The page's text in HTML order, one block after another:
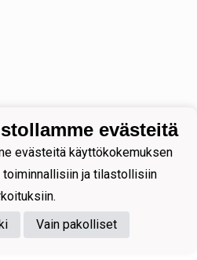
evästeitä
evästeitä käyttökokemuksen
ja tilastollisiin
Vain pakolliset